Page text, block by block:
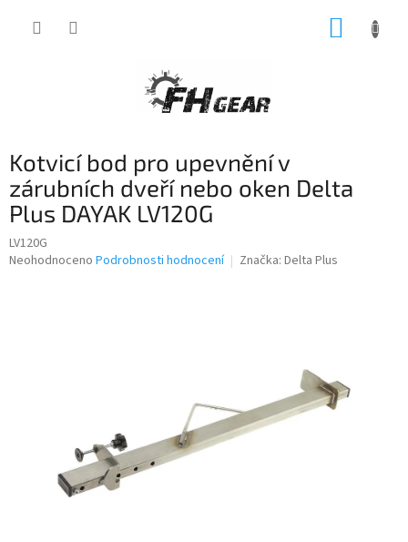
Kotvicí bod pro upevnění v
zárubních dveří nebo oken Delta
Plus DAYAK LV120G
LV120G
Průměrné
Neohodnoceno Podrobnosti hodnocení Značka: Delta Plus